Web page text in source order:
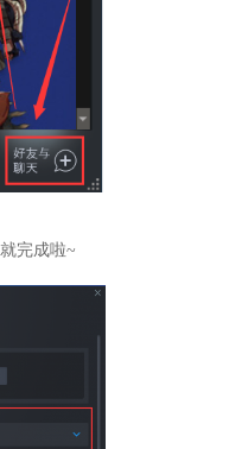
完成啦~